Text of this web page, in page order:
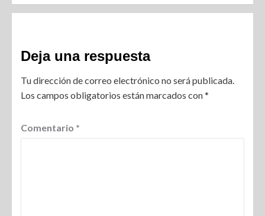
Deja una respuesta
Tu dirección de correo electrónico no será publicada.
Los campos obligatorios están marcados con*
Comentario *